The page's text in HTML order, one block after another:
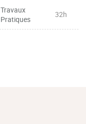
Travaux
Pratiques
32h